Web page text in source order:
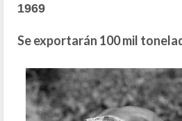
1969
Se exportarán 100 mil